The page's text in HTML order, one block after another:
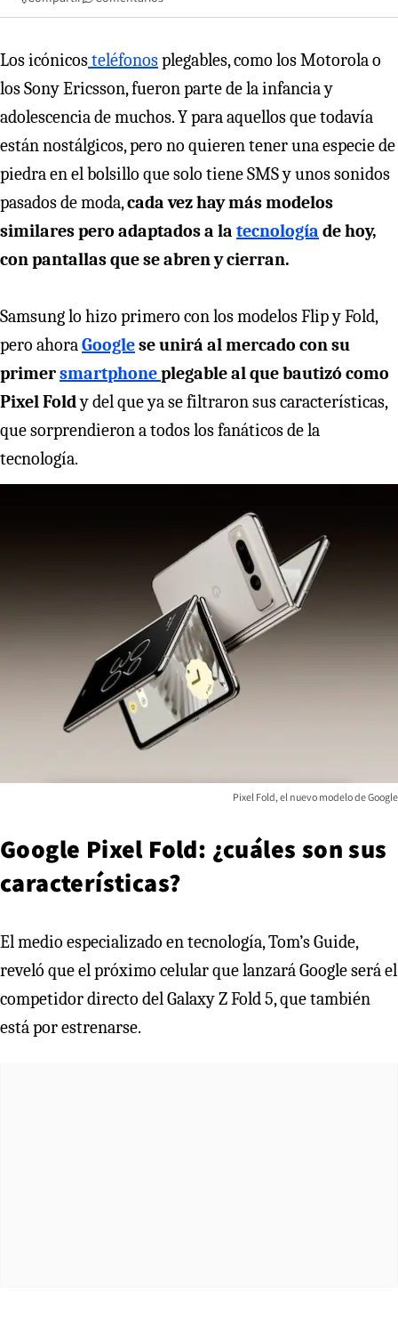
Los icónicosteléfonosplegables, como los Motorola o
los Sony Ericsson, fueron parte de la infancia y
adolescencia de muchos. Y para aquellos que todavía
están nostálgicos, pero no quieren tener una especie de
piedra en el bolsillo que solo tiene SMS y unos sonidos
pasados de moda,cada vez hay más modelos
similares pero adaptados a la tecnología de hoy,
con pantallas que se abren y cierran.
Samsung lo hizo primero con los modelos Flip y Fold,
pero ahoraGooglese unirá al mercado con su
primersmartphoneplegable al que bautizó como
Pixel Foldy del que ya se filtraron sus características,
que sorprendieron a todos los fanáticos de la
tecnología.
Pixel Fold, el nuevo modelo de Google
Google Pixel Fold: ¿cuáles son sus
características?
El medio especializado en tecnología, Tom’s Guide,
reveló que el próximo celular que lanzará Google será el
competidor directo del Galaxy Z Fold 5, que también
está por estrenarse.